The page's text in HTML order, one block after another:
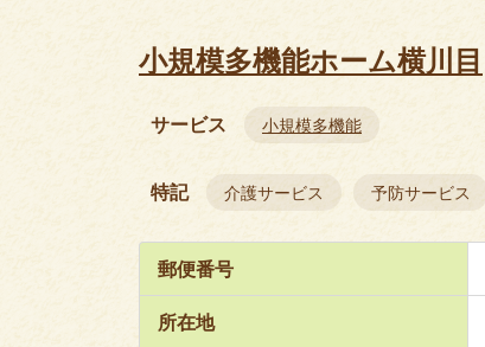
小規模多機能ホーム横川目
サービス 小規模多機能
特記 介護サービス 予防サービス
郵便番号
所在地